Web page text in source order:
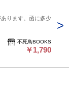
ります。函に多少
不死鳥BOOKS
￥1,790